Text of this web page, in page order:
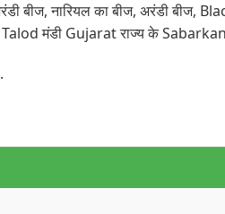
नारियल का बीज, अरंडी बीज,
मंडी Gujarat राज्य के